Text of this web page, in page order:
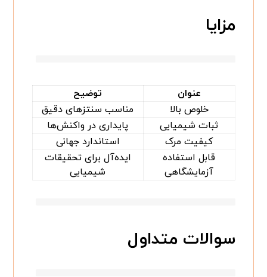
مزایا
عنوان
توضیح
خلوص بالا
مناسب سنتزهای دقیق
ثبات شیمیایی
پایداری در واکنش‌ها
کیفیت مرک
استاندارد جهانی
قابل استفاده
آزمایشگاهی
ایده‌آل برای تحقیقات
شیمیایی
سوالات متداول